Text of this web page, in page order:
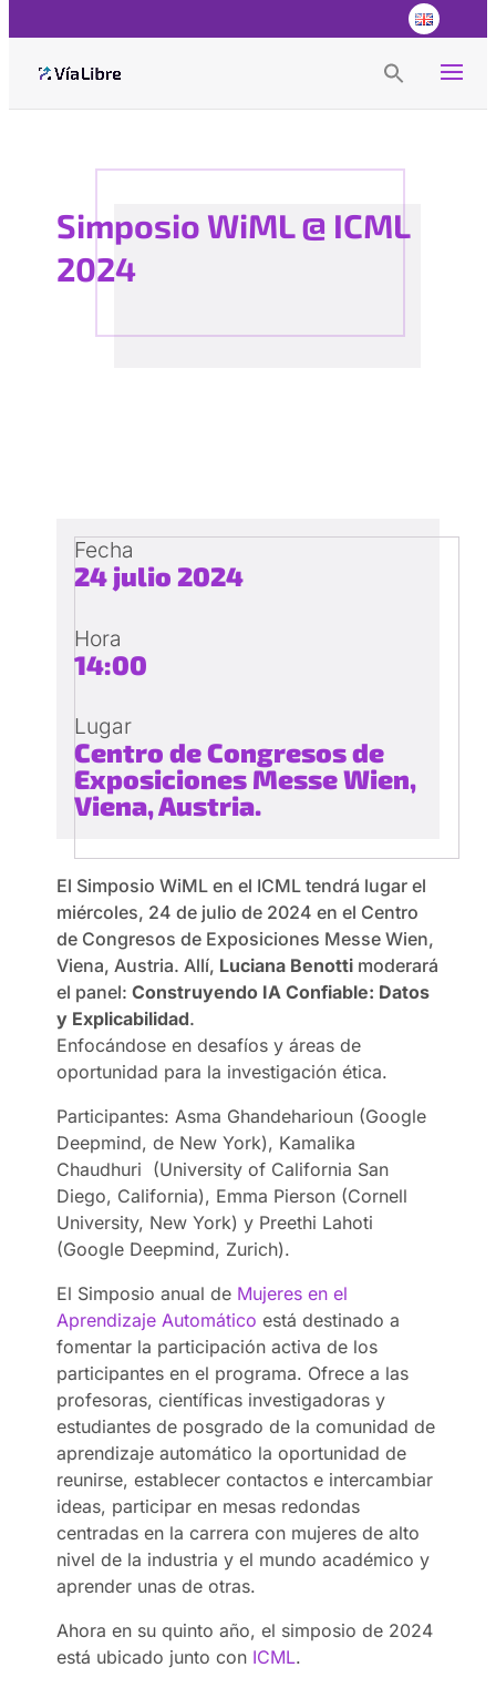
Search Button
Simposio WiML @ ICML
2024
Fecha
24 julio 2024
Hora
14:00
Lugar
Centro de Congresos de
Exposiciones Messe Wien,
Viena, Austria.
El Simposio WiML en el ICML tendrá lugar el
miércoles, 24 de julio de 2024 en el Centro
de Congresos de Exposiciones Messe Wien,
Viena, Austria. Allí, Luciana Benotti moderará
el panel:Construyendo IA Confiable: Datos
y Explicabilidad.
Enfocándose en desafíos y áreas de
oportunidad para la investigación ética.
Participantes: Asma Ghandeharioun (Google
Deepmind, de New York), Kamalika
Chaudhuri (University of California San
Diego, California), Emma Pierson (Cornell
University, New York) y Preethi Lahoti
(Google Deepmind, Zurich).
El Simposioanual de Mujeres en el
Aprendizaje Automáticoestá destinado a
fomentar la participación activa de los
participantes en el programa. Ofrece a las
profesoras, científicas investigadoras y
estudiantes de posgrado de la comunidad de
aprendizaje automático la oportunidad de
reunirse, establecer contactos e intercambiar
ideas, participar en mesas redondas
centradas en la carrera con mujeres de alto
nivel de la industria y el mundo académico y
aprender unas de otras.
Ahora en su quinto año, el simposio de 2024
está ubicado junto con ICML.